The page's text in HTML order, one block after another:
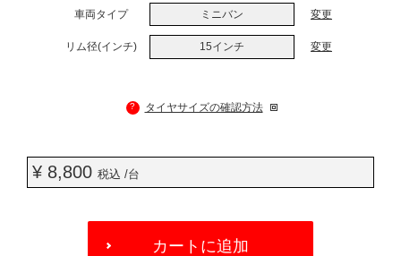
車両タイプ ミニバン 変更
リム径(インチ) 15インチ 変更
? タイヤサイズの確認方法
¥ 8,800 税込 /台
カートに追加